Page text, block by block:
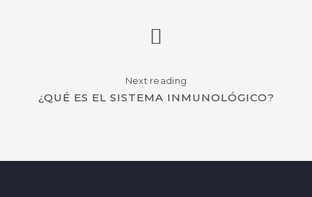
Next reading
¿QUÉ ES EL SISTEMA INMUNOLÓGICO?